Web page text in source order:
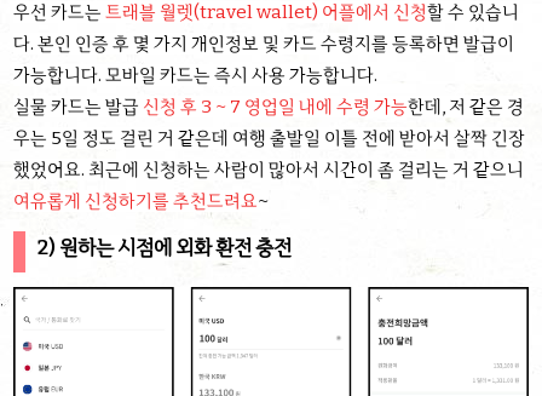
우선 카드는 트래블 월렛(travel wallet) 어플에서 신청할 수 있습니
다. 본인 인증 후 몇 가지 개인정보 및 카드 수령지를 등록하면 발급이
가능합니다. 모바일 카드는 즉시 사용 가능합니다.
실물 카드는 발급 신청 후 3 ~ 7 영업일 내에 수령 가능한데, 저 같은 경
우는 5일 정도 걸린 거 같은데 여행 출발일 이틀 전에 받아서 살짝 긴장
했었어요. 최근에 신청하는 사람이 많아서 시간이 좀 걸리는 거 같으니
여유롭게 신청하기를 추천드려요~
2) 원하는 시점에 외화 환전충전